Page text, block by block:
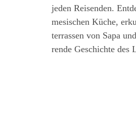
jeden Rei­sen­den.
me­si­schen Küche,
terras­sen von Sapa
ren­de Geschich­te des